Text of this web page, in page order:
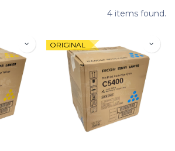
4 items found.
ORIGINAL